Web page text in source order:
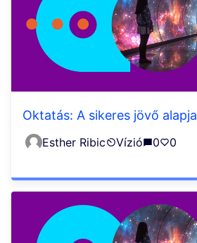
Oktatás: A sikeres jövő alapja
Esther Ribic Vízió 0 0